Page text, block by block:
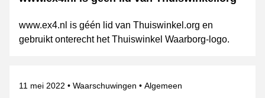
www.ex4.nl is géén lid van Thuiswinkel.org en
gebruikt onterecht het Thuiswinkel Waarborg-logo.
Gepubliceerd op
11 mei 2022 Categorie
Waarschuwingen Onderwerpen
Algemeen